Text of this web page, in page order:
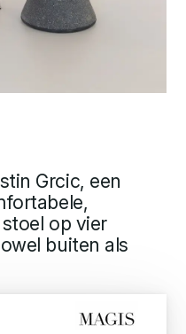
Grcic, een
op vier
buiten als